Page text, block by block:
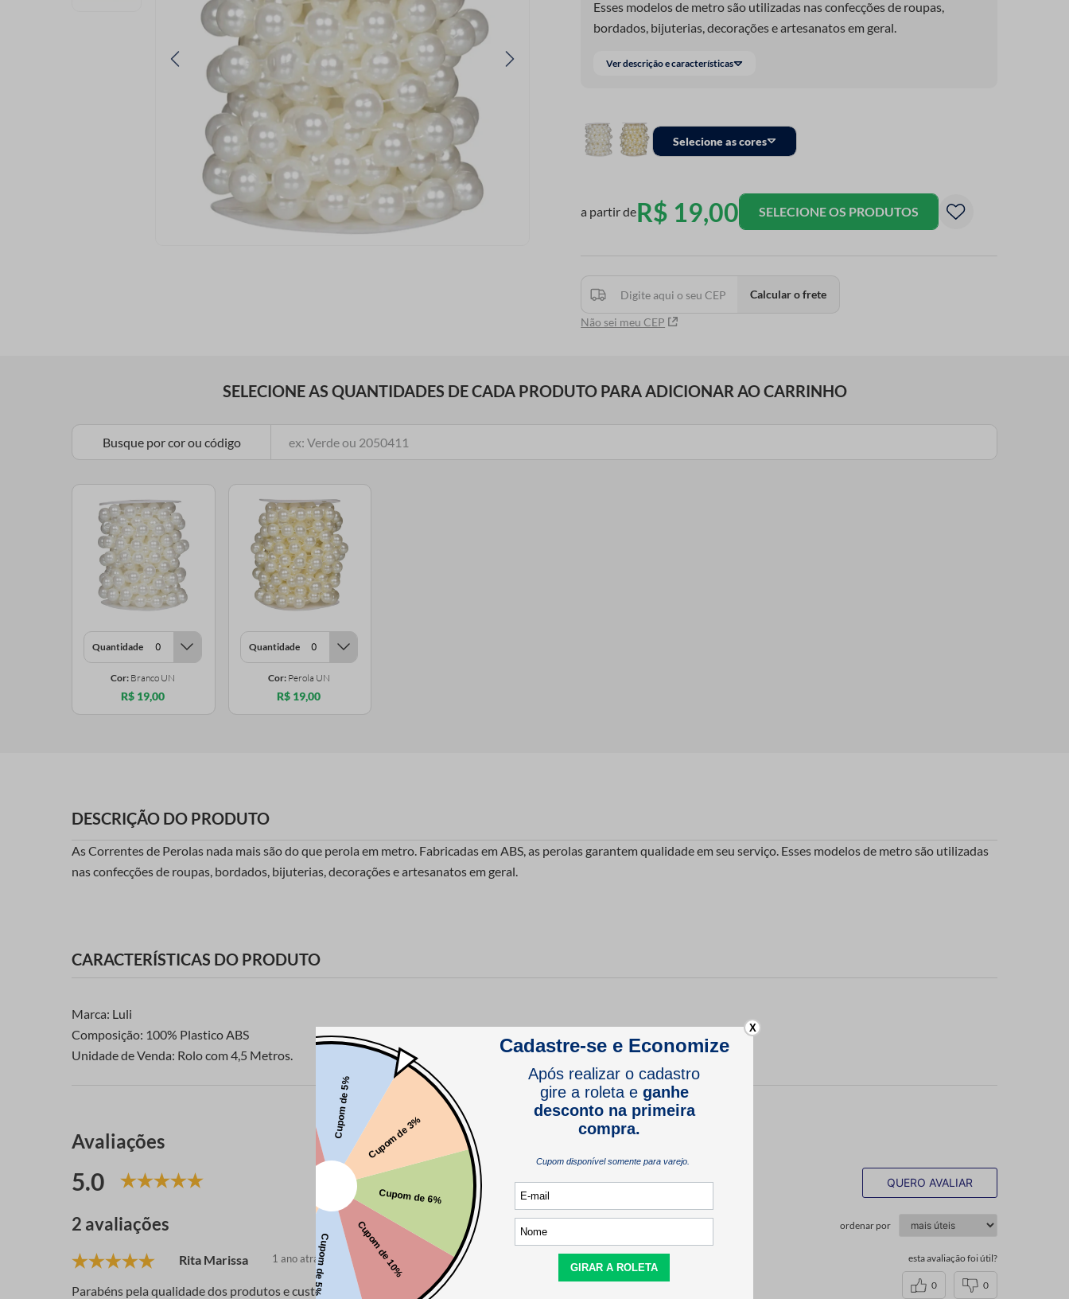
Esses modelos de metro são utilizadas nas confecções de roupas,
bordados, bijuterias, decorações e artesanatos em geral.
Ver descrição e características
Selecione as cores
a partir deR$ 19,00 SELECIONE OS PRODUTOS
Não sei meu CEP
Calcular o frete
SELECIONE AS QUANTIDADES DE CADA PRODUTO PARA ADICIONAR AO CARRINHO
Busque por cor ou código
Quantidade
Cor: Branco UN
R$ 19,00
Quantidade
Cor: Perola UN
R$ 19,00
DESCRIÇÃO DO PRODUTO
As Correntes de Perolas nada mais são do que perola em metro. Fabricadas em ABS, as perolas garantem qualidade em seu serviço. Esses modelos de metro são utilizadas
nas confecções de roupas, bordados, bijuterias, decorações e artesanatos em geral.
CARACTERÍSTICAS DO PRODUTO
Marca: Luli
Composição: 100% Plastico ABS
Unidade de Venda: Rolo com 4,5 Metros.
Avaliações
5.0 QUERO AVALIAR
2 avaliações ordenar por
Rita Marissa 1 ano atrás comprador verificado
Parabéns pela qualidade dos produtos e custo, continuem assim!! 😃
esta avaliação foi útil?
0 0
X
9º
passamanaria
amigurumi